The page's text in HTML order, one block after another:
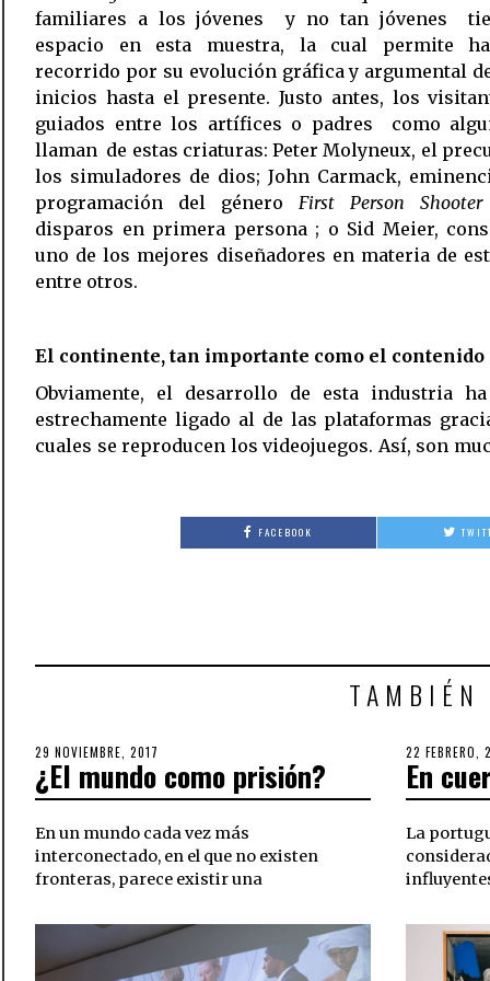
familiares a los jóvenes  y no tan jóvenes 
espacio en esta muestra, la cual permite
recorrido por su evolución gráfica y argumental
inicios hasta el presente. Justo antes, los
guiados entre los artífices o padres  como
llaman  de estas criaturas: Peter Molyneux, el
los simuladores de dios; John Carmack,
programación del género First Person Shooter
disparos en primera persona ; o Sid Meier,
uno de los mejores diseñadores en materia de
entre otros.
El continente, tan importante como el contenido
Obviamente, el desarrollo de esta industria ha
estrechamente ligado al de las plataformas
cuales se reproducen los videojuegos. Así, son
FACEBOOK
TAMBIÉN
POSTED
ON
29 NOVIEMBRE, 2017
¿El mundo como prisión?
En un mundo cada vez más
interconectado, en el que no existen
fronteras, parece existir una
POSTED
ON
22 FEBRERO,
En
La